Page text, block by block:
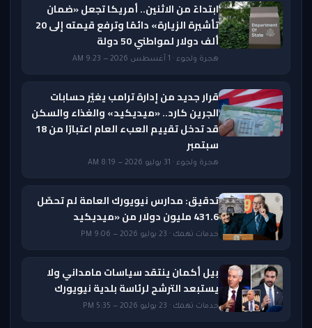
ابتداءً من الاثنين.. أمريكا تجعل «ضمان
تأشيرة الزيارة» دائمًا وترفع قيمته إلى 20
ألف دولار لمواطني 50 دولة
هجرة ولجوء · 1 أغسطس 2026 — 9:23 AM
قرار جديد من إدارة ترامب يغيّر حسابات
الجرين كارد.. «ميديكيد» والغذاء والسكن
قد تدخل تقييم العبء العام اعتبارًا من 18
سبتمبر
هجرة ولجوء · 31 يوليو 2026 — 8:19 AM
تدقيق: مدارس نيويورك العامة لم تحصّل
431.6 مليون دولار من «ميديكيد
خدمات تهمك · 23 يوليو 2026 — 9:06 PM
بيل أكمان ينتقد سياسات مامداني ولا
يستبعد الترشح لرئاسة بلدية نيويورك
خدمات تهمك · 23 يوليو 2026 — 5:35 PM